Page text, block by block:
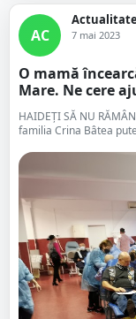
AC
Actualitate
7 mai 2023
O mamă
Mare. Ne cere
HAIDEȚI SĂ NU
familia Crina Bâtea